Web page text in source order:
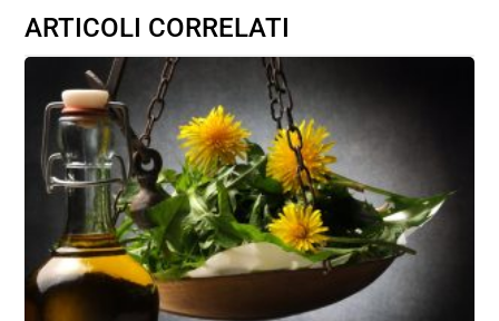
ARTICOLI CORRELATI